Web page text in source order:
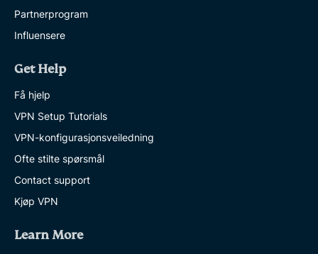
Partnerprogram
Influensere
Get Help
Få hjelp
VPN Setup Tutorials
VPN-konfigurasjonsveiledning
Ofte stilte spørsmål
Contact support
Kjøp VPN
Learn More